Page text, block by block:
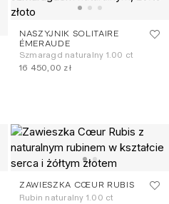
NASZYJNIK SOLITAIRE
ÉMERAUDE
Szmaragd naturalny 1.00 ct
16 450,00 zł
ZAWIESZKA CŒUR RUBIS
Rubin naturalny 1.00 ct